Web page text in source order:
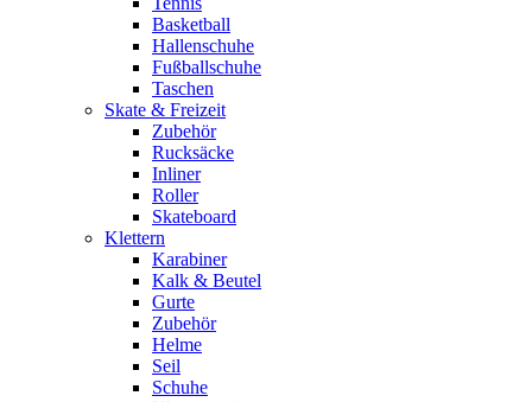
Basketball
Hallenschuhe
Fußballschuhe
Taschen
Skate & Freizeit
Zubehör
Rucksäcke
Inliner
Roller
Skateboard
Klettern
Karabiner
Kalk & Beutel
Gurte
Zubehör
Helme
Seil
Schuhe